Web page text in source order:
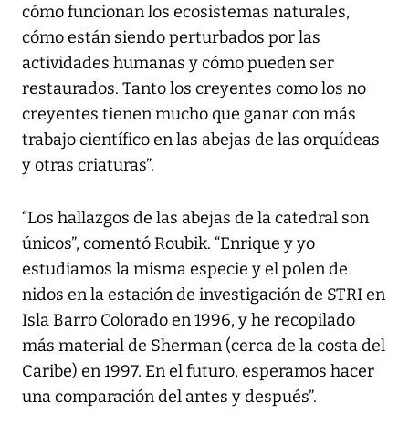
cómo funcionan los ecosistemas naturales,
cómo están siendo perturbados por las
actividades humanas y cómo pueden ser
restaurados. Tanto los creyentes como los no
creyentes tienen mucho que ganar con más
trabajo científico en las abejas de las orquídeas
y otras criaturas”.
“Los hallazgos de las abejas de la catedral son
únicos”, comentó Roubik. “Enrique y yo
estudiamos la misma especie y el polen de
nidos en la estación de investigación de STRI en
Isla Barro Colorado en 1996, y he recopilado
más material de Sherman (cerca de la costa del
Caribe) en 1997. En el futuro, esperamos hacer
una comparación del antes y después”.